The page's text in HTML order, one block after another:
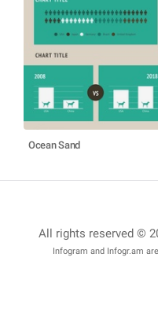
Ocean Sand
All rights reserved ©
Infogram and Infogr.am